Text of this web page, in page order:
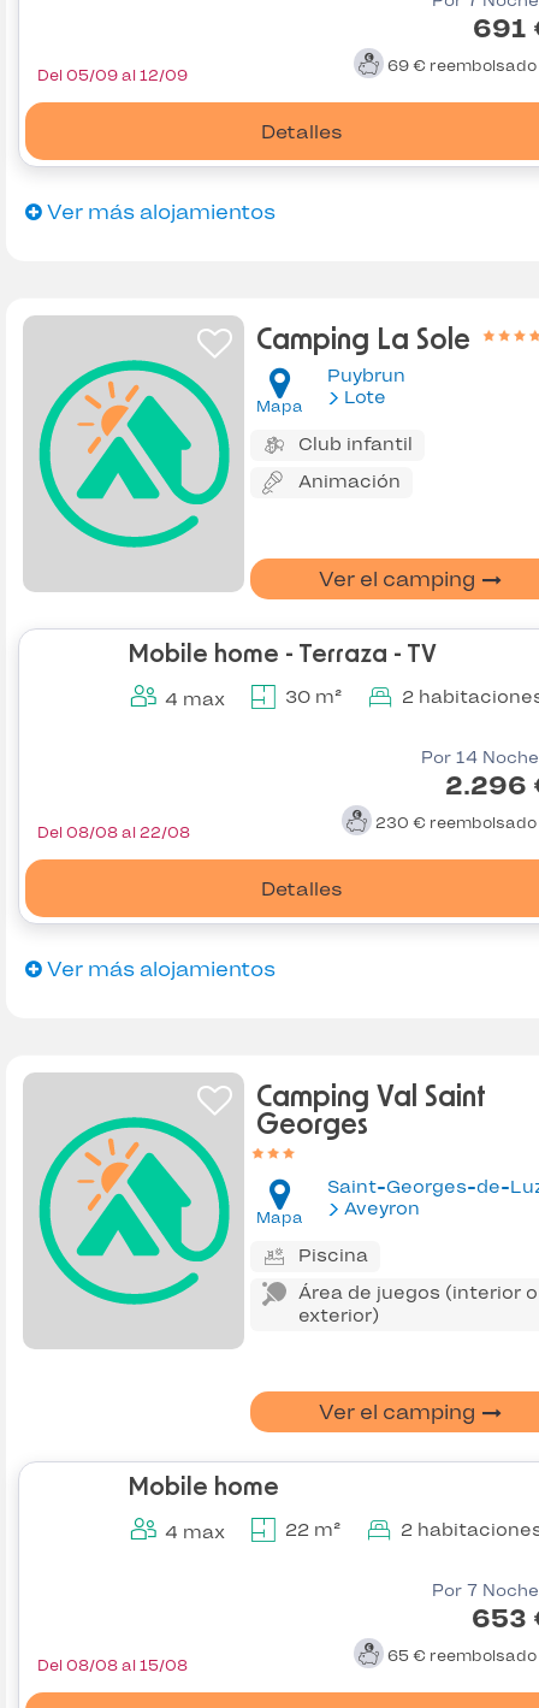
691
69 € reembolsado
Detalles
Del 05/09 al 12/09
Ver más alojamientos
Camping La Sole
Mapa
Puybrun
Lote
Club infantil
Animación
Ver el camping
Mobile home - Terraza - TV
4 max 30 m² 2
Por 14
2.296
230 € reembolsado
Detalles
Del 08/08 al 22/08
Ver más alojamientos
Camping Val Saint
Georges
Mapa Aveyron
Piscina
Área de juegos (interior o
exterior)
Ver el camping
Mobile home
4 max 22 m² 2
Por 7
653
65 € reembolsado
Del 08/08 al 15/08